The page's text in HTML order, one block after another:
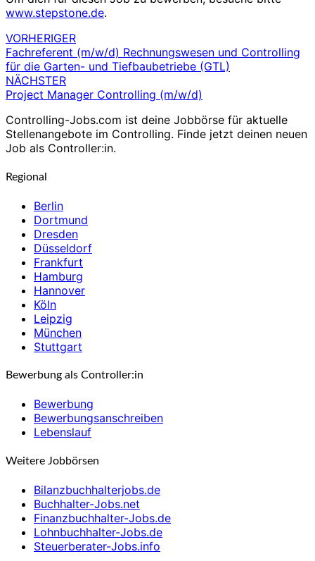
www.stepstone.de.
Beitragsnavigation
VORHERIGER
Fachreferent (m/w/d) Rechnungswesen und Controlling
für die Garten- und Tiefbaubetriebe (GTL)
NÄCHSTER
Project Manager Controlling (m/w/d)
Controlling-Jobs.com ist deine Jobbörse für aktuelle
Stellenangebote im Controlling. Finde jetzt deinen neuen
Job als Controller:in.
Regional
Berlin
Dortmund
Dresden
Düsseldorf
Frankfurt
Hamburg
Hannover
Köln
Leipzig
München
Stuttgart
Bewerbung als Controller:in
Bewerbung
Bewerbungsanschreiben
Lebenslauf
Weitere Jobbörsen
Bilanzbuchhalterjobs.de
Buchhalter-Jobs.net
Finanzbuchhalter-Jobs.de
Lohnbuchhalter-Jobs.de
Steuerberater-Jobs.info